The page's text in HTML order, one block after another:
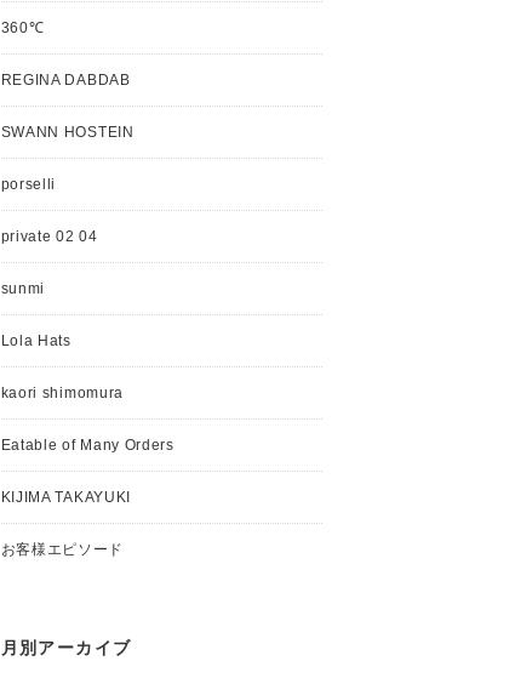
360℃
REGINA DABDAB
SWANN HOSTEIN
porselli
private 02 04
sunmi
Lola Hats
kaori shimomura
Eatable of Many Orders
KIJIMA TAKAYUKI
お客様エピソード
月別アーカイブ